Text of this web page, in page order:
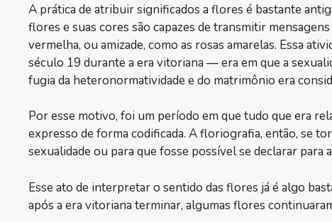
A prática de atribuir significados a flores é bastante
flores e suas cores são capazes de transmitir
vermelha, ou amizade, como as rosas amarelas. Essa
século 19 durante a era vitoriana — era em que a
fugia da heteronormatividade e do matrimônio era
Por esse motivo, foi um período em que tudo que era
expresso de forma codificada. A floriografia, então, se
sexualidade ou para que fosse possível se declarar para
Esse ato de interpretar o sentido das flores já é algo
após a era vitoriana terminar, algumas flores